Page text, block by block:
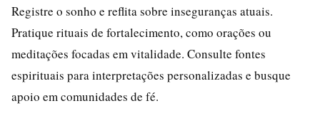
Registre o sonho e reflita sobre inseguranças atuais.
Pratique rituais de fortalecimento, como orações ou
meditações focadas em vitalidade. Consulte fontes
espirituais para interpretações personalizadas e busque
apoio em comunidades de fé.